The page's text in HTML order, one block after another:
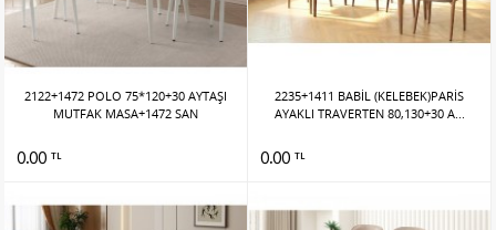
2122+1472 POLO 75*120+30 AYTAŞI
MUTFAK MASA+1472 SAN
0.00 TL
2235+1411 BABİL (KELEBEK)PARİS
AYAKLI TRAVERTEN 80,130+30 A...
0.00 TL